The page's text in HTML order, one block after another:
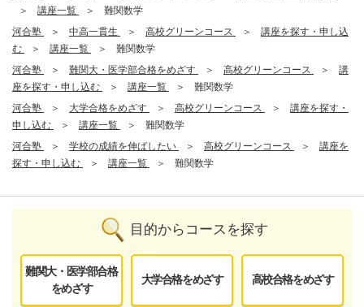
講座一覧
難関数学
河合塾
中高一貫生 高校グリーンコース
講座を探す・申し込
む
講座一覧
難関数学
河合塾
難関大・医学部合格をめざす 高校グリーンコース
講
座を探す・申し込む
講座一覧
難関数学
河合塾
大学合格をめざす 高校グリーンコース
講座を探す・
申し込む
講座一覧
難関数学
河合塾
学校の成績を伸ばしたい 高校グリーンコース
講座を
探す・申し込む
講座一覧 難関数学
目的からコースを探す
難関大・医学部合格
をめざす
大学合格をめざす 高校合格をめざす